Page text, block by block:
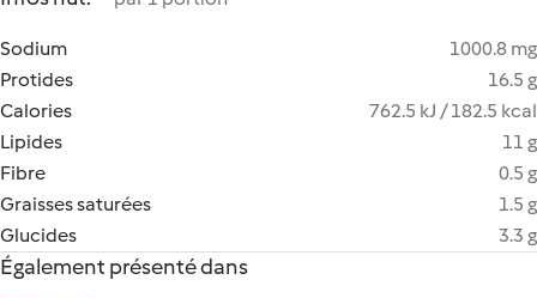
Sodium
1000.8 mg
Protides
16.5 g
Calories
762.5 kJ / 182.5 kcal
Lipides
11 g
Fibre
0.5 g
Graisses saturées
1.5 g
Glucides
3.3 g
Également présenté dans